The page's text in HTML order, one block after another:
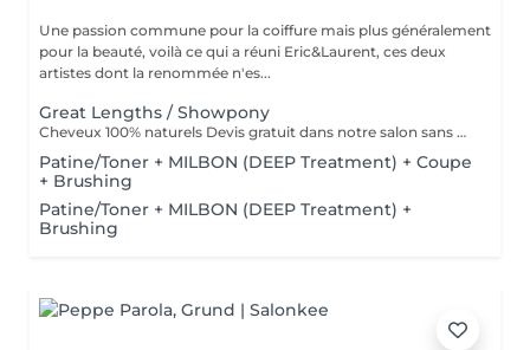
Une passion commune pour la coiffure mais plus généralement
pour la beauté, voilà ce qui a réuni Eric&Laurent, ces deux
artistes dont la renommée n'es...
Great Lengths / Showpony
Cheveux 100% naturels Devis gratuit dans notre salon sans RDV
Patine/Toner + MILBON (DEEP Treatment) + Coupe
+ Brushing
Patine/Toner + MILBON (DEEP Treatment) +
Brushing